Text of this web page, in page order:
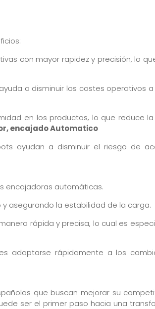
con mayor rapidez y precisión, lo
a disminuir los costes operativos
en los productos, lo que reduce
encajado Automatico
ayudan a disminuir el riesgo de
encajadoras automáticas.
asegurando la estabilidad de la carga.
rápida y precisa, lo cual es
adaptarse rápidamente a los
que buscan mejorar su
ser el primer paso hacia una